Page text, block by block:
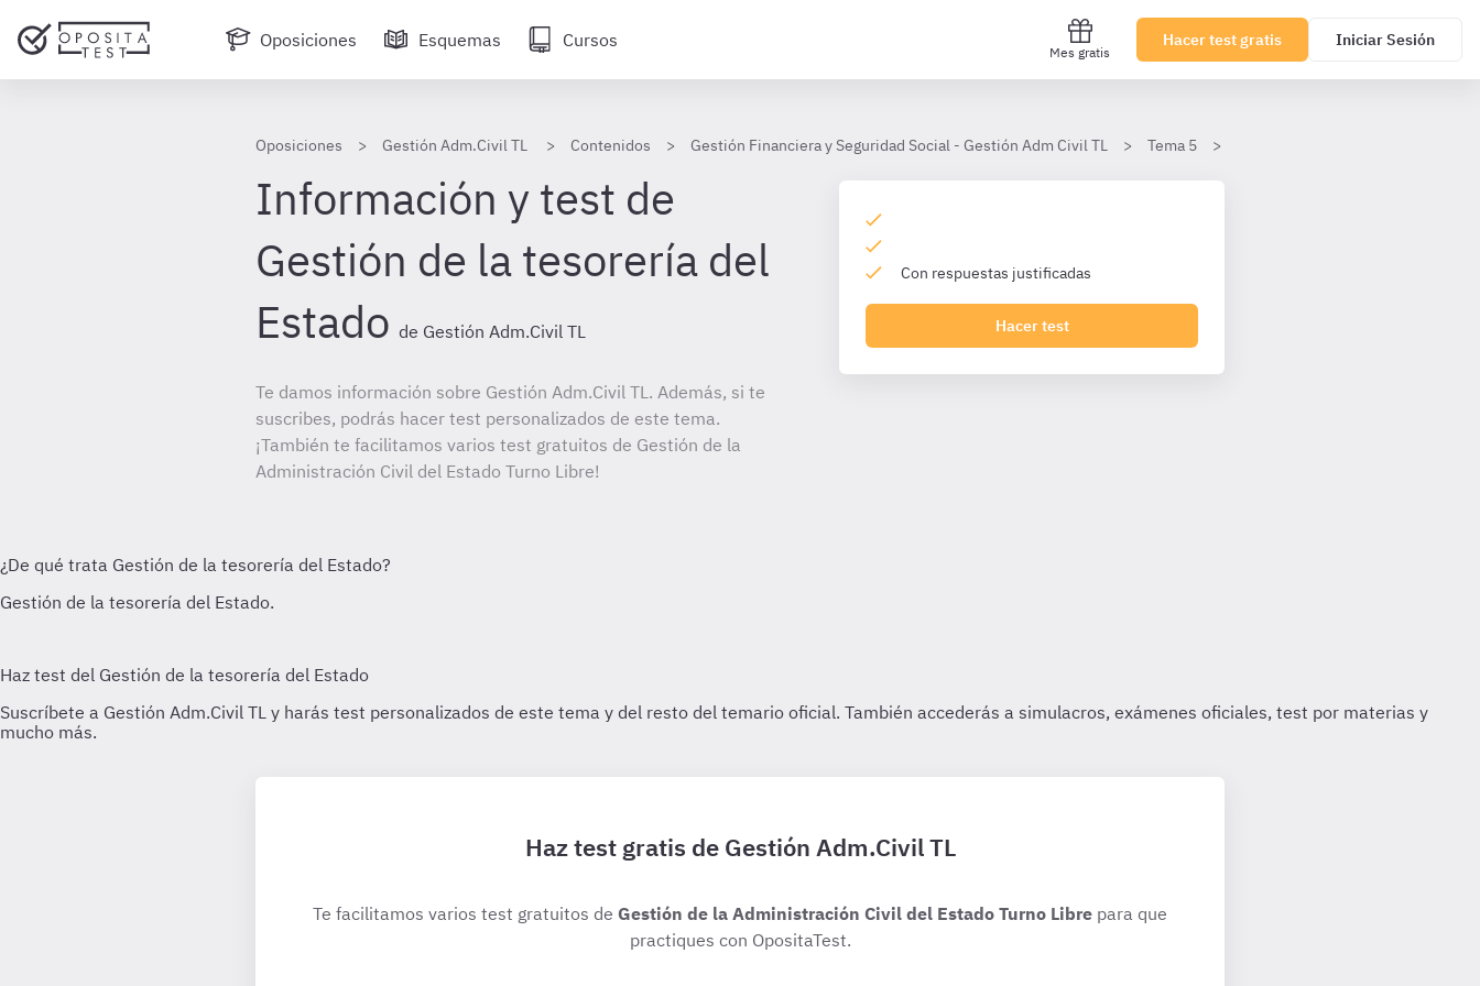
Oposiciones Esquemas Cursos
Mes gratis
Hacer test gratis Iniciar Sesión
Oposiciones Gestión Adm.Civil TL Contenidos Gestión Financiera y Seguridad Social - Gestión Adm Civil TL Tema 5
Información y test de
Gestión de la tesorería del
Estado de Gestión Adm.Civil TL
Te damos información sobre Gestión Adm.Civil TL. Además, si te
suscribes, podrás hacer test personalizados de este tema.
¡También te facilitamos varios test gratuitos de Gestión de la
Administración Civil del Estado Turno Libre!
Con respuestas justificadas
Hacer test
Haz test gratis de Gestión Adm.Civil TL
Te facilitamos varios test gratuitos de Gestión de la Administración Civil del Estado Turno Libre para que
practiques con OpositaTest.